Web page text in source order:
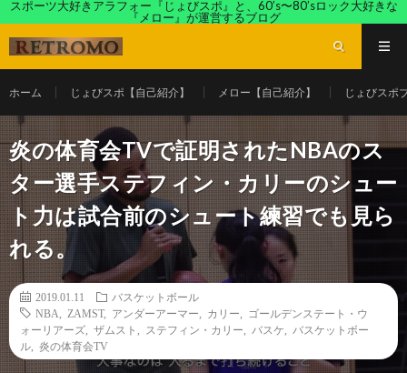
スポーツ大好きアラフォー『じょびスポ』と、60’s〜80’sロック大好きな
『メロー』が運営するブログ
ホーム じょびスポ【自己紹介】 メロー【自己紹介】 じょびスポ
炎の体育会TVで証明されたNBAのス
ター選手ステフィン・カリーのシュー
ト力は試合前のシュート練習でも見ら
れる。
2019.01.11
バスケットボール
NBA
ZAMST, アンダーアーマー カリー
ゴールデンステート・ウ
ォーリアーズ
ザムスト ステフィン・カリー バスケ
バスケットボー
ル
炎の体育会TV